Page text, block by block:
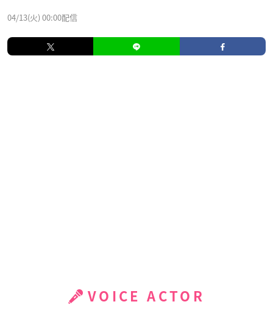
04/13(火) 00:00配信
VOICE ACTOR